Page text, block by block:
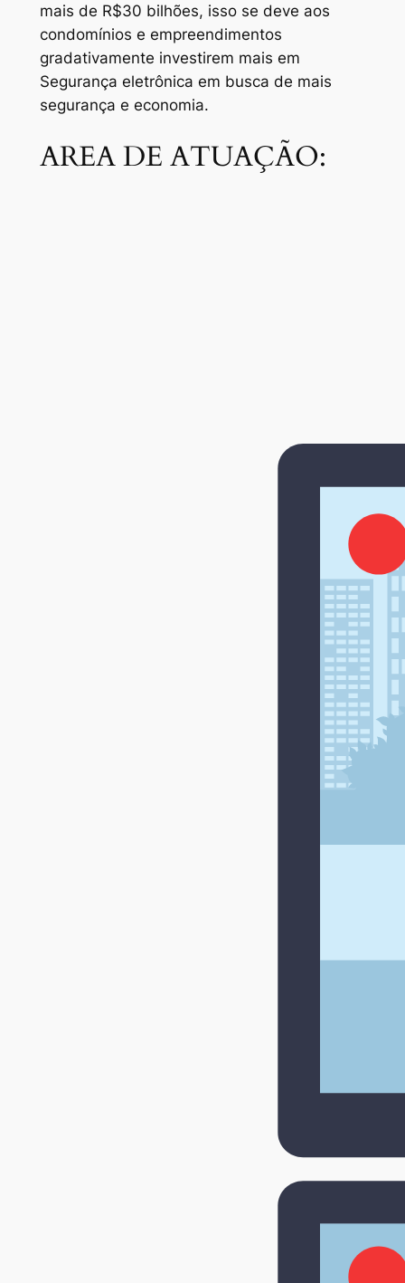
mais de R$30 bilhões, isso se deve aos
condomínios e empreendimentos
gradativamente investirem mais em
Segurança eletrônica em busca de mais
segurança e economia.
AREA DE ATUAÇÃO: